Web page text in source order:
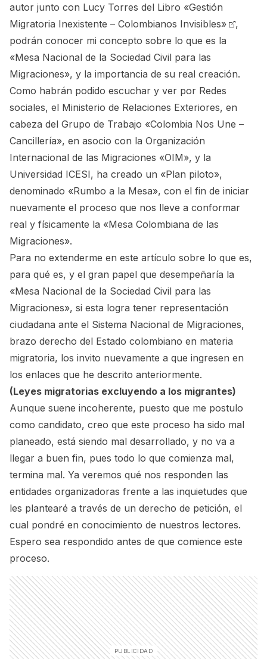
autor junto con Lucy Torres del Libro «Gestión
Migratoria Inexistente – Colombianos Invisibles»
,
podrán conocer mi concepto sobre lo que es la
«Mesa Nacional de la Sociedad Civil para las
Migraciones», y la importancia de su real creación.
Como habrán podido escuchar y ver por Redes
sociales, el Ministerio de Relaciones Exteriores, en
cabeza del Grupo de Trabajo «Colombia Nos Une –
Cancillería», en asocio con la Organización
Internacional de las Migraciones «OIM», y la
Universidad ICESI, ha creado un «Plan piloto»,
denominado «Rumbo a la Mesa», con el fin de iniciar
nuevamente el proceso que nos lleve a conformar
real y físicamente la «Mesa Colombiana de las
Migraciones».
Para no extenderme en este artículo sobre lo que es,
para qué es, y el gran papel que desempeñaría la
«Mesa Nacional de la Sociedad Civil para las
Migraciones», si esta logra tener representación
ciudadana ante el Sistema Nacional de Migraciones,
brazo derecho del Estado colombiano en materia
migratoria, los invito nuevamente a que ingresen en
los enlaces que he descrito anteriormente.
(Leyes migratorias excluyendo a los migrantes)
Aunque suene incoherente, puesto que me postulo
como candidato, creo que este proceso ha sido mal
planeado, está siendo mal desarrollado, y no va a
llegar a buen fin, pues todo lo que comienza mal,
termina mal. Ya veremos qué nos responden las
entidades organizadoras frente a las inquietudes que
les plantearé a través de un derecho de petición, el
cual pondré en conocimiento de nuestros lectores.
Espero sea respondido antes de que comience este
proceso.